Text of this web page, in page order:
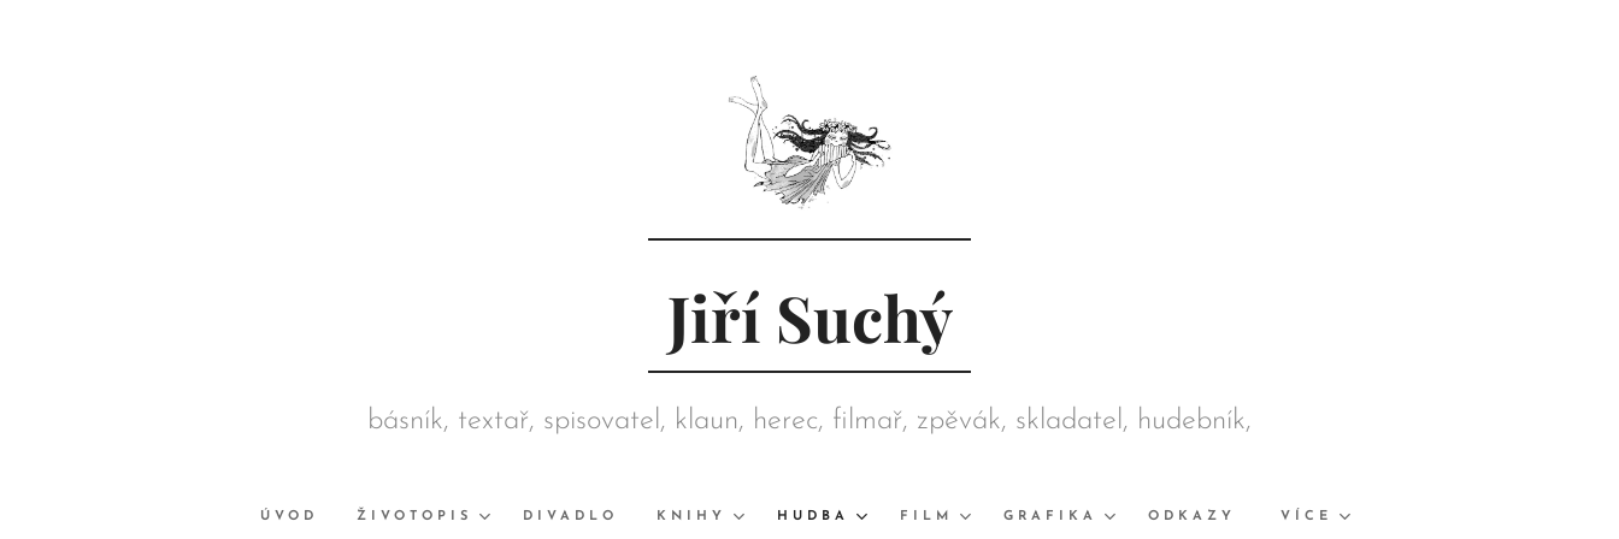
Jiří Suchý
básník, textař, spisovatel, klaun, herec, filmař, zpěvák, skladatel, hudebník,
ÚVOD ŽIVOTOPIS DIVADLO KNIHY HUDBA FILM GRAFIKA ODKAZY VÍCE